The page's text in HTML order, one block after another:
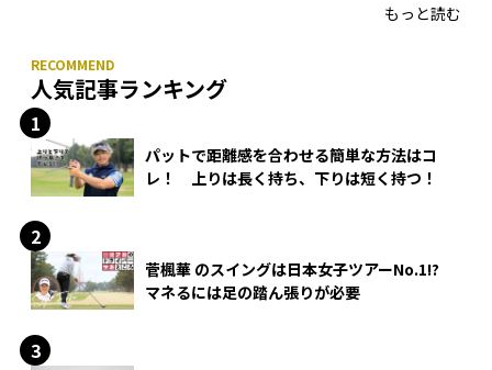
もっと読む
人気記事ランキング
パットで距離感を合わせる簡単な方法はコ
レ！ 上りは長く持ち、下りは短く持つ！
菅楓華 のスイングは日本女子ツアーNo.1!?
マネるには足の踏ん張りが必要